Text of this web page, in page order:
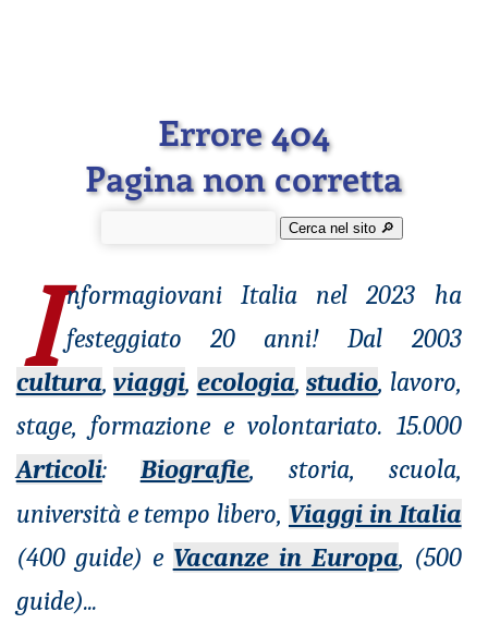
Errore 404
Pagina non corretta
Cerca nel sito 🔎︎
I nformagiovaniItalia nel 2023 ha
festeggiato 20 anni! Dal 2003
cultura,viaggi, ecologia,studio, lavoro,
stage, formazione e volontariato. 15.000
Articoli: Biografie, storia, scuola,
università e tempo libero, Viaggi in Italia
(400 guide) e Vacanze in Europa, (500
guide)...